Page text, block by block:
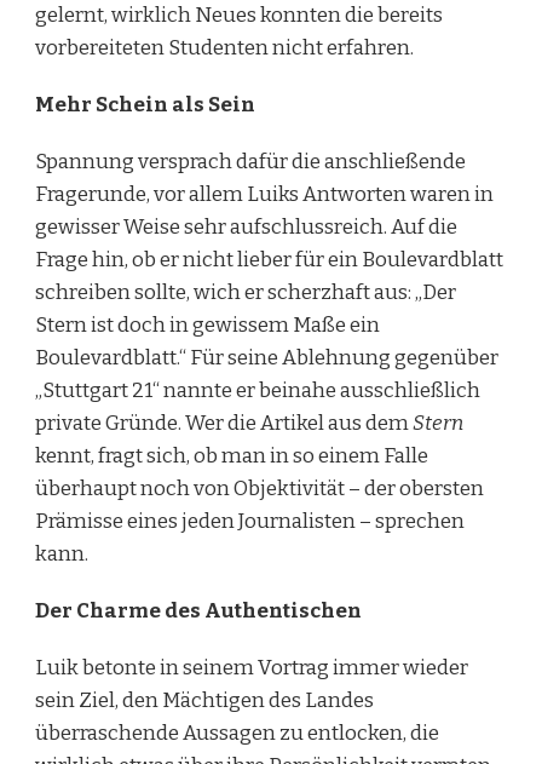
gelernt, wirklich Neues konnten die bereits
vorbereiteten Studenten nicht erfahren.
Mehr Schein als Sein
Spannung versprach dafür die anschließende
Fragerunde, vor allem Luiks Antworten waren in
gewisser Weise sehr aufschlussreich. Auf die
Frage hin, ob er nicht lieber für ein Boulevardblatt
schreiben sollte, wich er scherzhaft aus: „Der
Stern ist doch in gewissem Maße ein
Boulevardblatt.“ Für seine Ablehnung gegenüber
„Stuttgart 21“ nannte er beinahe ausschließlich
private Gründe. Wer die Artikel aus demStern
kennt, fragt sich, ob man in so einem Falle
überhaupt noch von Objektivität – der obersten
Prämisse eines jeden Journalisten – sprechen
kann.
Der Charme des Authentischen
Luik betonte in seinem Vortrag immer wieder
sein Ziel, den Mächtigen des Landes
überraschende Aussagen zu entlocken, die